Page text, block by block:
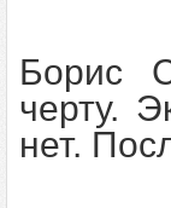
Борис
черту.
нет.